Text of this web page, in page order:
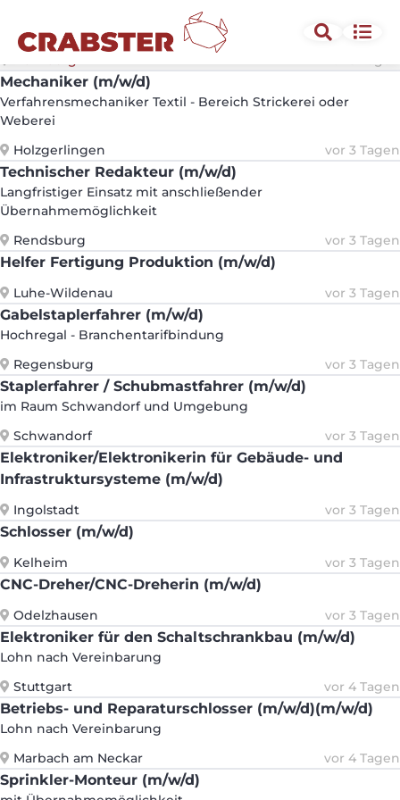
Bereich Brandschutz
Mechaniker (m/w/d)
Verfahrensmechaniker Textil - Bereich Strickerei oder
Weberei
Holzgerlingen
vor 3 Tagen
Technischer Redakteur (m/w/d)
Langfristiger Einsatz mit anschließender
Übernahmemöglichkeit
Rendsburg
vor 3 Tagen
Helfer Fertigung Produktion (m/w/d)
Luhe-Wildenau vor 3 Tagen
Gabelstaplerfahrer (m/w/d)
Hochregal - Branchentarifbindung
Regensburg
vor 3 Tagen
Staplerfahrer / Schubmastfahrer (m/w/d)
im Raum Schwandorf und Umgebung
Schwandorf
vor 3 Tagen
Elektroniker/Elektronikerin für Gebäude- und
Infrastruktursysteme (m/w/d)
Ingolstadt vor 3 Tagen
Schlosser (m/w/d)
Kelheim vor 3 Tagen
CNC-Dreher/CNC-Dreherin (m/w/d)
Odelzhausen vor 3 Tagen
Elektroniker für den Schaltschrankbau (m/w/d)
Lohn nach Vereinbarung
Stuttgart
vor 4 Tagen
Betriebs- und Reparaturschlosser (m/w/d)(m/w/d)
Lohn nach Vereinbarung
Marbach am Neckar
vor 4 Tagen
Sprinkler-Monteur (m/w/d)